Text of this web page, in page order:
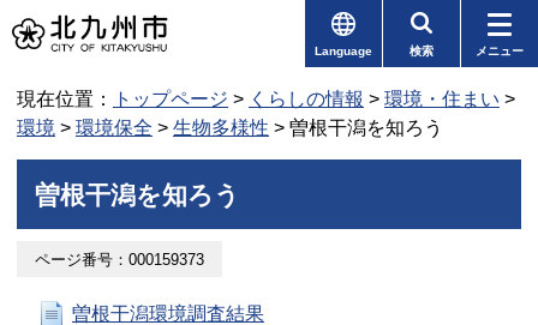
Language 検索 メニュー
現在位置： トップページ > くらしの情報 > 環境・住まい >
環境 > 環境保全 > 生物多様性 > 曽根干潟を知ろう
曽根干潟を知ろう
ページ番号：000159373
曽根干潟環境調査結果